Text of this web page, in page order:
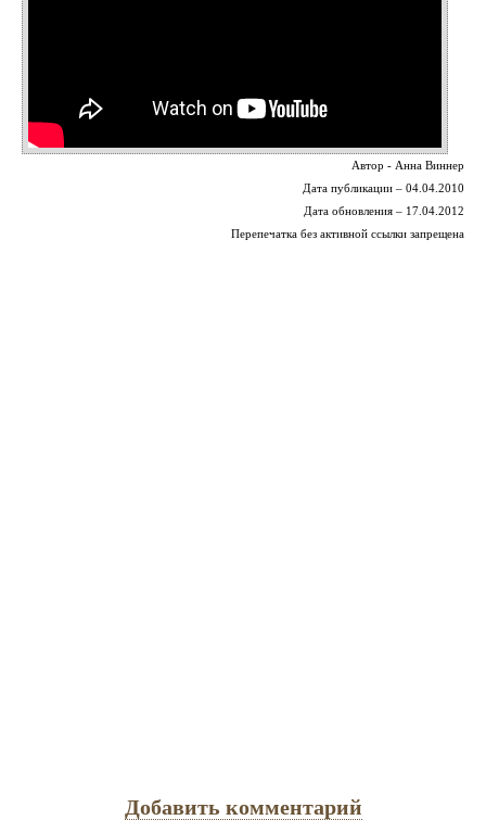
Автор - Анна Виннер
Дата публикации – 04.04.2010
Дата обновления – 17.04.2012
Перепечатка без активной ссылки запрещена
Добавить комментарий